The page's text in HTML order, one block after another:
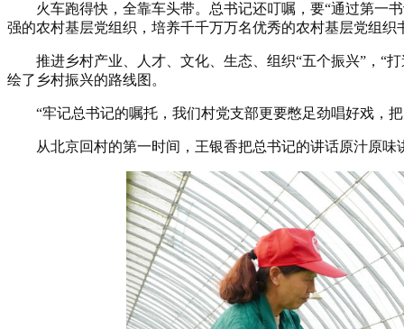
火车跑得快，全靠车头带。总书记还叮嘱，要“通过第一书
强的农村基层党组织，培养千千万万名优秀的农村基层党组织
推进乡村产业、人才、文化、生态、组织“五个振兴”，“
绘了乡村振兴的路线图。
“牢记总书记的嘱托，我们村党支部更要憋足劲唱好戏，把
从北京回村的第一时间，王银香把总书记的讲话原汁原味